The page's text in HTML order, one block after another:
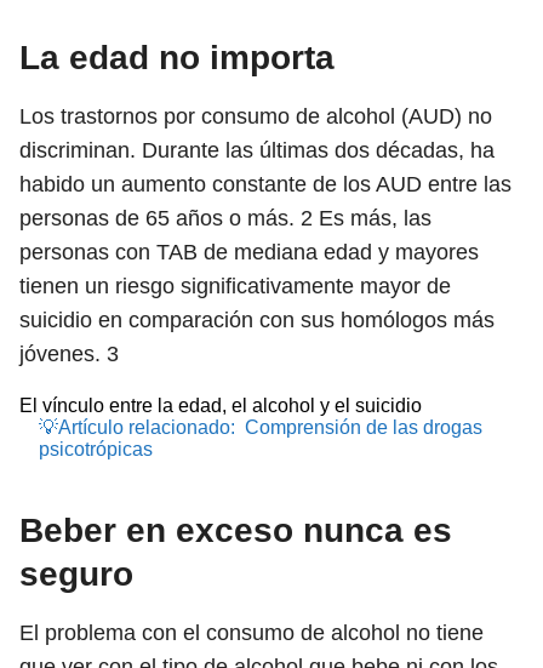
La edad no importa
Los trastornos por consumo de alcohol (AUD) no
discriminan. Durante las últimas dos décadas, ha
habido un aumento constante de los AUD entre las
personas de 65 años o más. 2 Es más, las
personas con TAB de mediana edad y mayores
tienen un riesgo significativamente mayor de
suicidio en comparación con sus homólogos más
jóvenes. 3
El vínculo entre la edad, el alcohol y el suicidio
💡Artículo relacionado: Comprensión de las drogas
psicotrópicas
Beber en exceso nunca es
seguro
El problema con el consumo de alcohol no tiene